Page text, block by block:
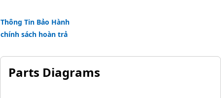
Thông Tin Bảo Hành
chính sách hoàn trả
Parts Diagrams